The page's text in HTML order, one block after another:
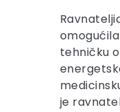
tehničku
je